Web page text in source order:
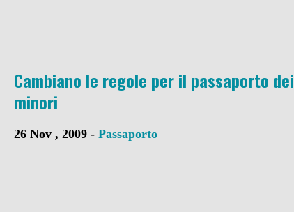
Cambiano le regole per il passaporto dei
minori
26 Nov , 2009 -Passaporto